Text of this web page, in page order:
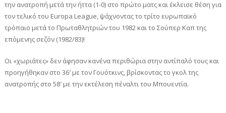
την ανατροπή μετά την ήττα (1-0) στο πρώτο ματς και έκλεισε θέση για
τον τελικό του Europa League, ψάχνοντας το τρίτο ευρωπαϊκό
τρόπαιο μετά το Πρωταθλητριών του 1982 και το Σούπερ Καπ της
επόμενης σεζόν (1982/83)!
Οι «χωριάτες» δεν άφησαν κανένα περιθώρια στην αντίπαλό τους και
προηγήθηκαν στο 36′ με τον Γουότκινς, βρίσκοντας το γκολ της
ανατροπής στο 58′ με την εκτέλεση πέναλτι του Μπουεντία.